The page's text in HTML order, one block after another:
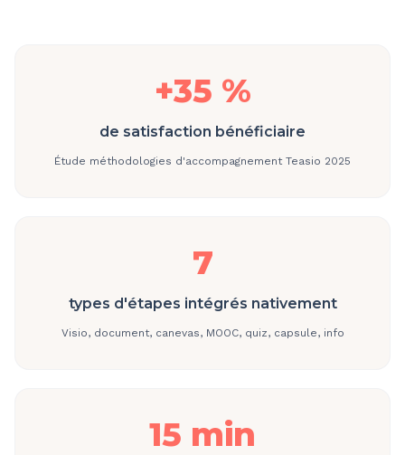
+35 %
de satisfaction bénéficiaire
Étude méthodologies d'accompagnement Teasio 2025
7
types d'étapes intégrés nativement
Visio, document, canevas, MOOC, quiz, capsule, info
15 min